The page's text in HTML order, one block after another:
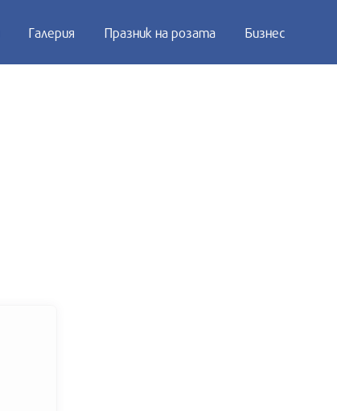
Галерия Празник на розата Бизнес